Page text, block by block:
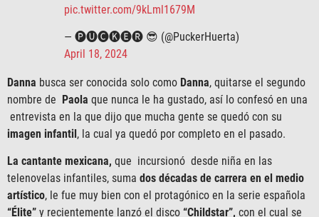
pic.twitter.com/9kLml1679M
— 🅟🅤🅒🅚🅔🅡 😎 (@PuckerHuerta)
April 18, 2024
Danna busca ser conocida solo como Danna, quitarse el segundo
nombre de Paola que nunca le ha gustado, así lo confesó en una
entrevista en la que dijo que mucha gente se quedó con su
imagen infantil, la cual ya quedó por completo en el pasado.
La cantante mexicana, que incursionó desde niña en las
telenovelas infantiles, suma dos décadas de carrera en el medio
artístico, le fue muy bien con el protagónico en la serie española
“Élite” y recientemente lanzó el disco “Childstar”, con el cual se